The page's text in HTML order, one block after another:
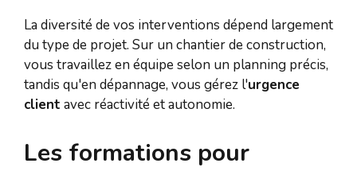
La diversité de vos interventions dépend largement
du type de projet. Sur un chantier de construction,
vous travaillez en équipe selon un planning précis,
tandis qu'en dépannage, vous gérez l'urgence
client avec réactivité et autonomie.
Les formations pour